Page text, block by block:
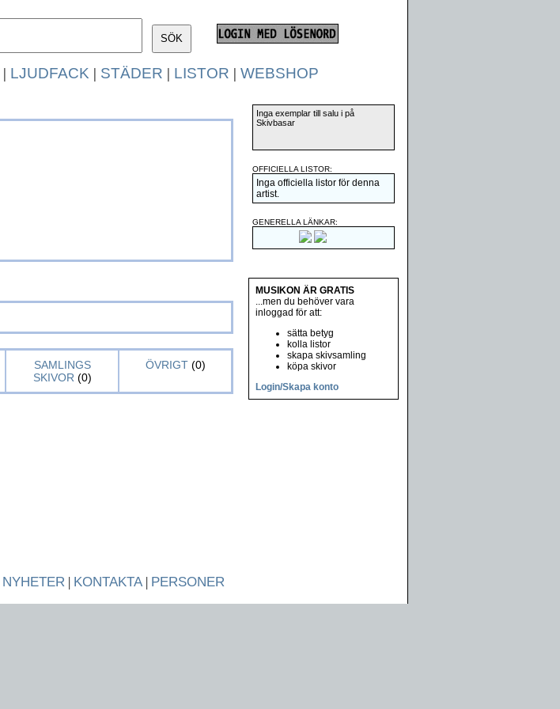
| LJUDFACK | STÄDER | LISTOR | WEBSHOP
SAMLINGS
SKIVOR (0)
ÖVRIGT(0)
Inga exemplar till salu i på
Skivbasar
OFFICIELLA LISTOR:
Inga officiella listor för denna
artist.
GENERELLA LÄNKAR:
MUSIKON ÄR GRATIS
...men du behöver vara
inloggad för att:
sätta betyg
kolla listor
skapa skivsamling
köpa skivor
Login/Skapa konto
NYHETER| KONTAKTA| PERSONER